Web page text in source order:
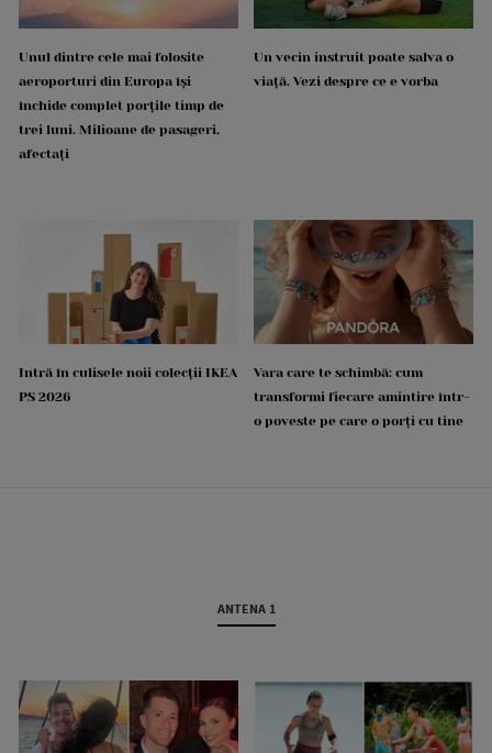
Unul dintre cele mai folosite
aeroporturi din Europa își
închide complet porțile timp de
trei luni. Milioane de pasageri,
afectați
Un vecin instruit poate salva o
viață. Vezi despre ce e vorba
Intră în culisele noii colecții IKEA
PS 2026
Vara care te schimbă: cum
transformi fiecare amintire într-
o poveste pe care o porți cu tine
ANTENA 1